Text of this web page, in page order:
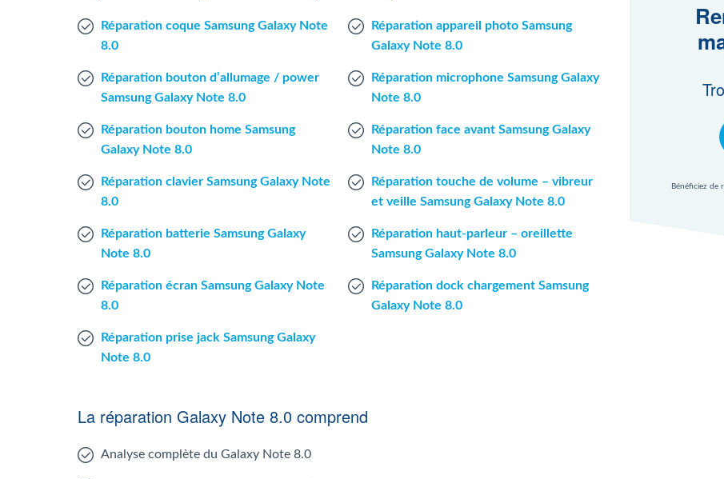
Réparation coque Samsung Galaxy Note
8.0
Réparation bouton d’allumage / power
Samsung Galaxy Note 8.0
Réparation bouton home Samsung
Galaxy Note 8.0
Réparation clavier Samsung Galaxy Note
8.0
Réparation batterie Samsung Galaxy
Note 8.0
Réparation écran Samsung Galaxy Note
8.0
Réparation prise jack Samsung Galaxy
Note 8.0
Réparation appareil photo Samsung
Galaxy Note 8.0
Réparation microphone Samsung Galaxy
Note 8.0
Réparation face avant Samsung Galaxy
Note 8.0
Réparation touche de volume – vibreur
et veille Samsung Galaxy Note 8.0
Réparation haut-parleur – oreillette
Samsung Galaxy Note 8.0
Réparation dock chargement Samsung
Galaxy Note 8.0
Bénéficiez de
La réparation Galaxy Note 8.0 comprend
Analyse complète du Galaxy Note 8.0